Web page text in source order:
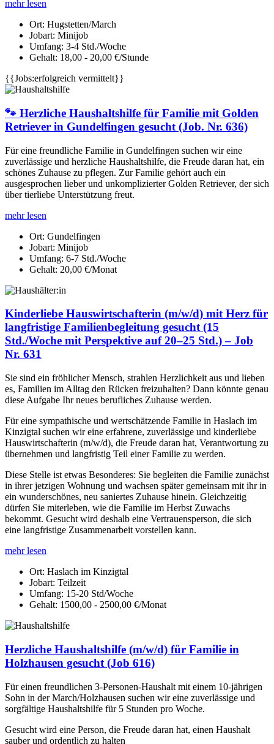
mehr lesen
Ort: Hugstetten/March
Jobart: Minijob
Umfang: 3-4 Std./Woche
Gehalt: 18,00 - 20,00 €/Stunde
{{Jobs:erfolgreich vermittelt}}
🐾 Herzliche Haushaltshilfe für Familie mit Golden
Retriever in Gundelfingen gesucht (Job. Nr. 636)
Für eine freundliche Familie in Gundelfingen suchen wir eine
zuverlässige und herzliche Haushaltshilfe, die Freude daran hat, ein
schönes Zuhause zu pflegen. Zur Familie gehört auch ein
ausgesprochen lieber und unkomplizierter Golden Retriever, der sich
über tierliebe Unterstützung freut.
mehr lesen
Ort: Gundelfingen
Jobart: Minijob
Umfang: 6-7 Std./Woche
Gehalt: 20,00 €/Monat
Kinderliebe Hauswirtschafterin (m/w/d) mit Herz für
langfristige Familienbegleitung gesucht (15
Std./Woche mit Perspektive auf 20–25 Std.) – Job
Nr. 631
Sie sind ein fröhlicher Mensch, strahlen Herzlichkeit aus und lieben
es, Familien im Alltag den Rücken freizuhalten? Dann könnte genau
diese Aufgabe Ihr neues berufliches Zuhause werden.
Für eine sympathische und wertschätzende Familie in Haslach im
Kinzigtal suchen wir eine erfahrene, zuverlässige und kinderliebe
Hauswirtschafterin (m/w/d), die Freude daran hat, Verantwortung zu
übernehmen und langfristig Teil einer Familie zu werden.
Diese Stelle ist etwas Besonderes: Sie begleiten die Familie zunächst
in ihrer jetzigen Wohnung und wachsen später gemeinsam mit ihr in
ein wunderschönes, neu saniertes Zuhause hinein. Gleichzeitig
dürfen Sie miterleben, wie die Familie im Herbst Zuwachs
bekommt. Gesucht wird deshalb eine Vertrauensperson, die sich
eine langfristige Zusammenarbeit vorstellen kann.
mehr lesen
Ort: Haslach im Kinzigtal
Jobart: Teilzeit
Umfang: 15-20 Std/Woche
Gehalt: 1500,00 - 2500,00 €/Monat
Herzliche Haushaltshilfe (m/w/d) für Familie in
Holzhausen gesucht (Job 616)
Für einen freundlichen 3-Personen-Haushalt mit einem 10-jährigen
Sohn in der March/Holzhausen suchen wir eine zuverlässige und
sorgfältige Haushaltshilfe für 5 Stunden pro Woche.
Gesucht wird eine Person, die Freude daran hat, einen Haushalt
sauber und ordentlich zu halten